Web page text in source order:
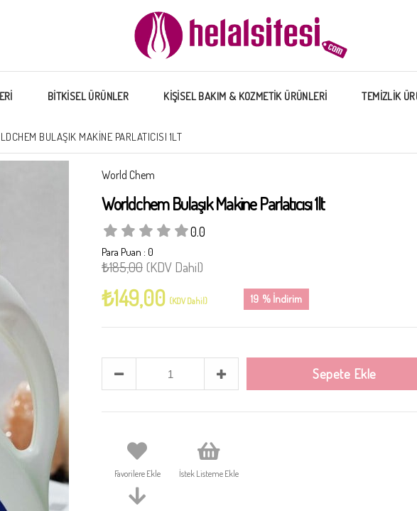
BİTKİSEL ÜRÜNLER KİŞİSEL BAKIM & KOZMETİK ÜRÜNLERİ TEMİZLİK
BULAŞIK MAKINE PARLATICISI 1LT
World Chem
Worldchem Bulaşık Makine Parlatıcısı 1lt
0.0
Para Puan : 0
%
19 İndirim
₺185,00 (KDV Dahil)
₺149,00 (KDV Dahil)
Favorilere Ekle İstek Listeme Ekle